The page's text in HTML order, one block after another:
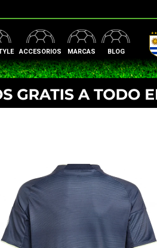
ACCESORIOS MARCAS BLOG
AUF